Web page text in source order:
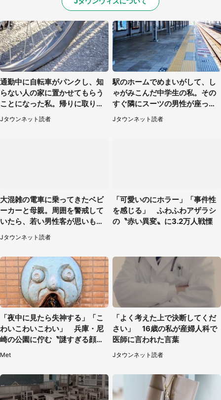
通勤中に自転車がパンクし、知
らない人の家に置かせてもらう
ことになった私。帰りに取りに
行くと、なんと...（東京都・40
代女性）
Jタウンネット読者
駅のホームでめまいがして、し
ゃがみこんだ中学生の私。その
すぐ隣にスーツの男性が座って
きて（千葉県・20代女性）
Jタウンネット読者
大混雑の電車に乗ってきたベビ
ーカーと母親。周囲を警戒して
いたら、若い男性客が思いもよ
らぬ行動に（東京都・50代女
性）
Jタウンネット読者
「可愛いのにホラー」「事件性
を感じる」 ふわふわアザラシ
の〝赤い異変〟に3.2万人戦慄
「夜中に見たら失神する」「こ
わいこわいこわい」 兵庫・尼
崎の公園に佇む〝謎すぎる顔〟
に1.3万人戦慄
Met
「よく考えた上で決断してくだ
さい」 16歳の私が産婦人科で
医師に言われた言葉
Jタウンネット読者